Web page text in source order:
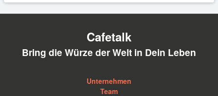
Cafetalk
Bring die Würze der Welt in Dein Leben
Unternehmen
Team